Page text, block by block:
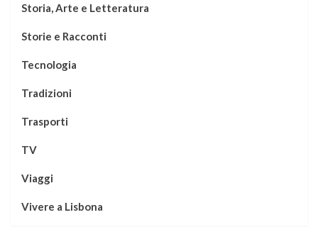
Storia, Arte e Letteratura
Storie e Racconti
Tecnologia
Tradizioni
Trasporti
TV
Viaggi
Vivere a Lisbona